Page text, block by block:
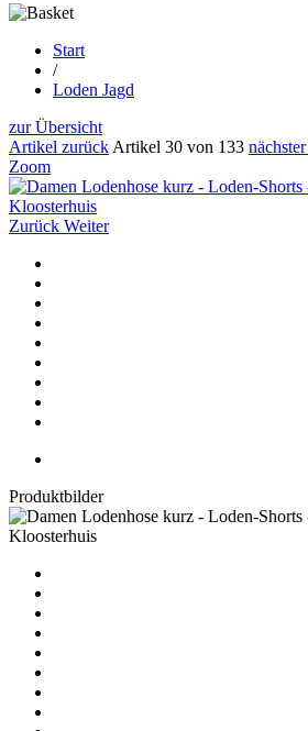
Start
/
Loden Jagd
zur Übersicht
Artikel zurück Artikel 30 von 133
Zoom
Zurück Weiter
Produktbilder